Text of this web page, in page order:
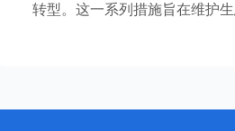
转型。这一系列措施旨在维护